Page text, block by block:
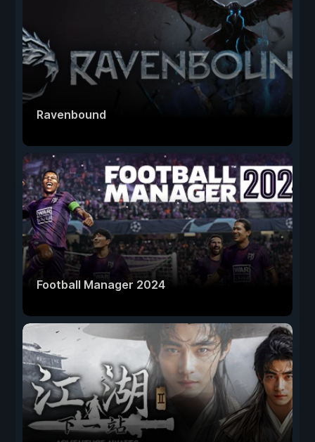
Ravenbound
Football Manager 2024